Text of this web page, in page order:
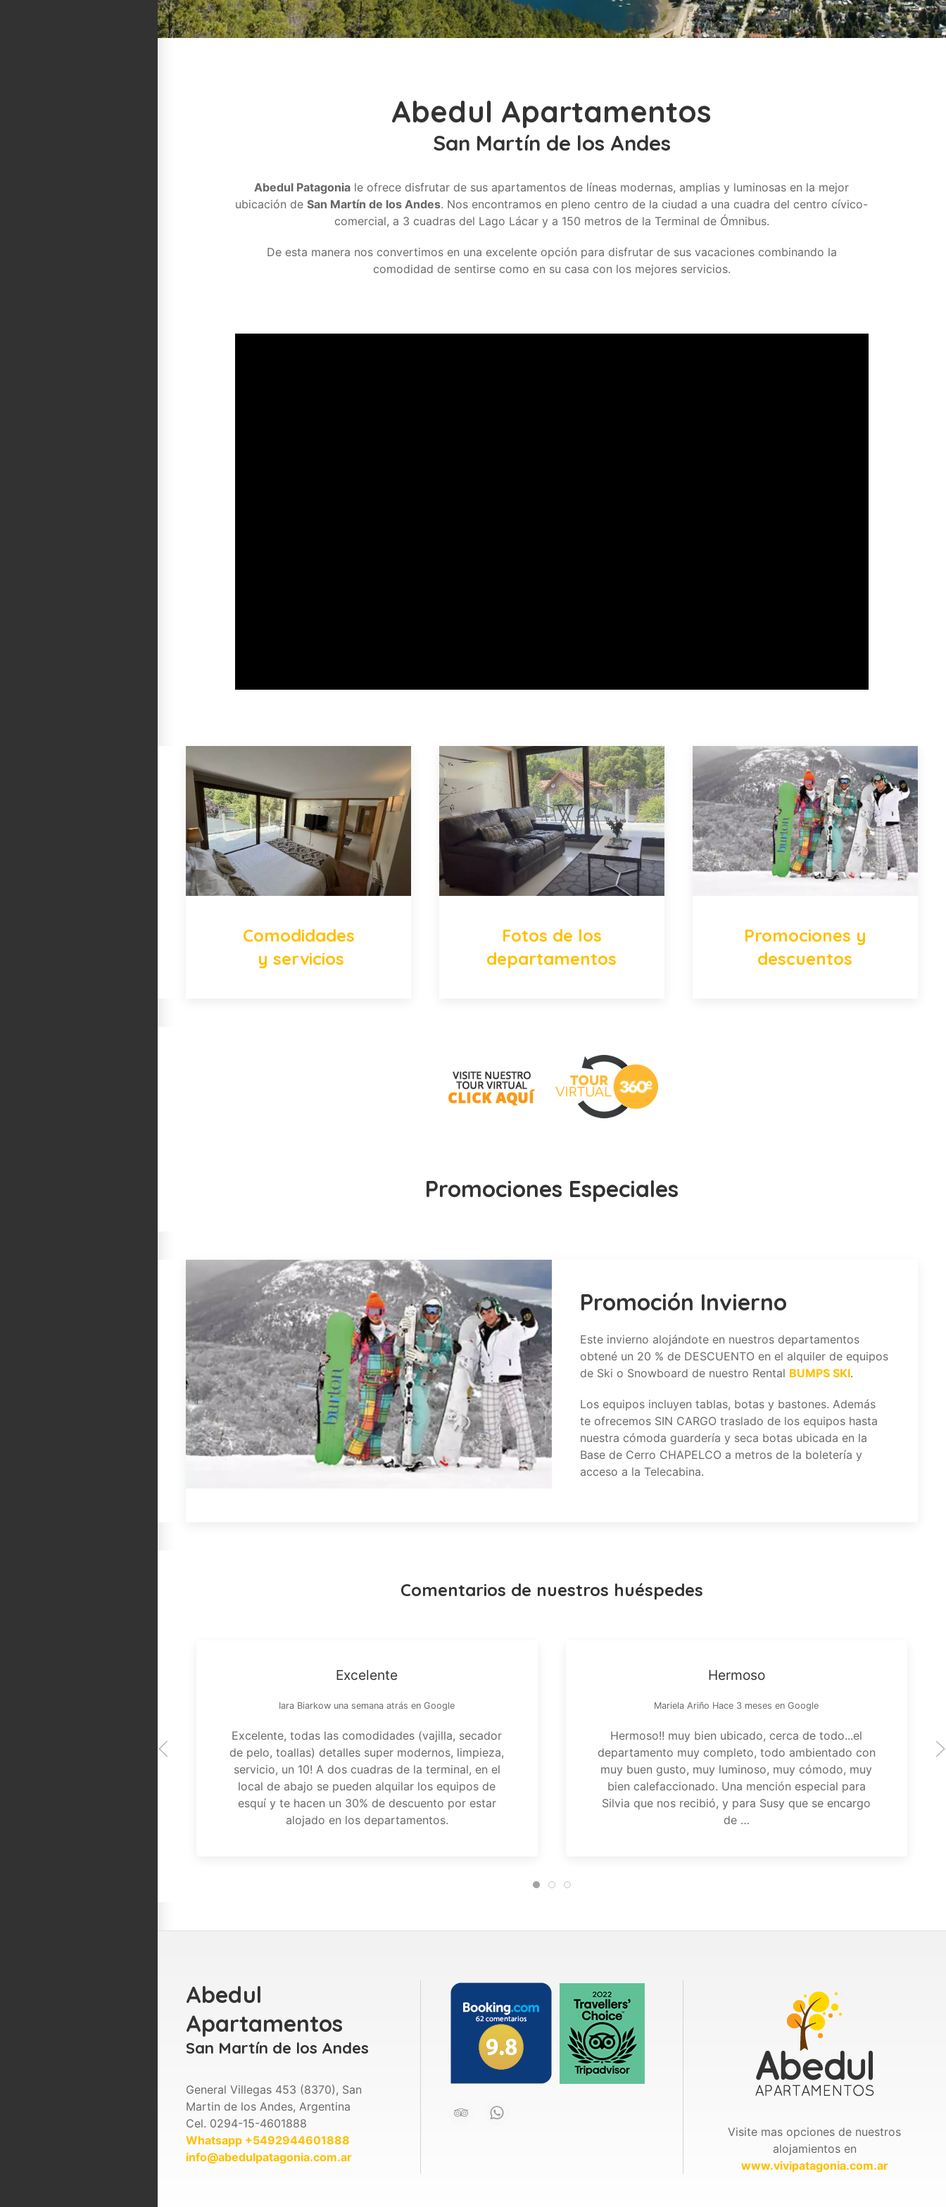
Abedul Apartamentos
San Martín de los Andes
Abedul Patagonia le ofrece disfrutar de sus apartamentos de líneas modernas, amplias y luminosas en la mejor
ubicación deSan Martín de los Andes. Nos encontramos en pleno centro de la ciudad a una cuadra del centro cívico-
comercial, a 3 cuadras del Lago Lácar y a 150 metros de la Terminal de Ómnibus.
De esta manera nos convertimos en una excelente opción para disfrutar de sus vacaciones combinando la
comodidad de sentirse como en su casa con los mejores servicios.
Comodidades
y servicios
Fotos de los
departamentos
Promociones y
descuentos
Promociones Especiales
Promoción Invierno
Este invierno alojándote en nuestros departamentos
obtené un 20 % de DESCUENTO en el alquiler de equipos
de Ski o Snowboard de nuestro Rental BUMPS SKI.
Los equipos incluyen tablas, botas y bastones. Además
te ofrecemos SIN CARGO traslado de los equipos hasta
nuestra cómoda guardería y seca botas ubicada en la
Base de Cerro CHAPELCO a metros de la boletería y
acceso a la Telecabina.
Comentarios de nuestros huéspedes
Excelente
Iara Biarkow una semana atrás en Google
Excelente, todas las comodidades (vajilla, secador
de pelo, toallas) detalles super modernos, limpieza,
servicio, un 10! A dos cuadras de la terminal, en el
local de abajo se pueden alquilar los equipos de
esquí y te hacen un 30% de descuento por estar
alojado en los departamentos.
Hermoso
Mariela Ariño Hace 3 meses en Google
Hermoso!! muy bien ubicado, cerca de todo...el
departamento muy completo, todo ambientado con
muy buen gusto, muy luminoso, muy cómodo, muy
bien calefaccionado. Una mención especial para
Silvia que nos recibió, y para Susy que se encargo
de …
Abedul
Apartamentos
San Martín de los Andes
General Villegas 453 (8370), San
Martin de los Andes, Argentina
Cel. 0294-15-4601888
Whatsapp +5492944601888
info@abedulpatagonia.com.ar
Visite mas opciones de nuestros
alojamientos en
www.vivipatagonia.com.ar